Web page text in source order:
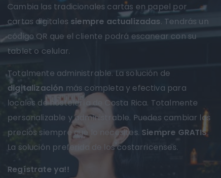
Cambia las tradicionales cartas en papel por
cartas digitales siempre actualizadas. Tendrás un
código QR que el cliente podrá escanear con su
tablet o celular.
Totalmente administrable. La solución de
digitalización más completa y efectiva para
locales de hostelería de Costa Rica. Totalmente
personalizable y administrable. Puedes cambiar los
precios siempre que lo necesites. Siempre GRATIS.
La solución preferida de los costarricenses.
Regístrate ya!!